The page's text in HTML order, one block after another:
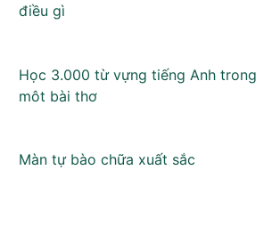
điều gì
Học 3.000 từ vựng tiếng Anh trong
môt bài thơ
Màn tự bào chữa xuất sắc